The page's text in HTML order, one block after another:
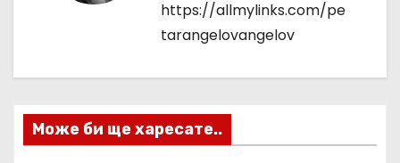
и
я
https://allmylinks.com/pe
tarangelovangelov
Може би ще харесате..